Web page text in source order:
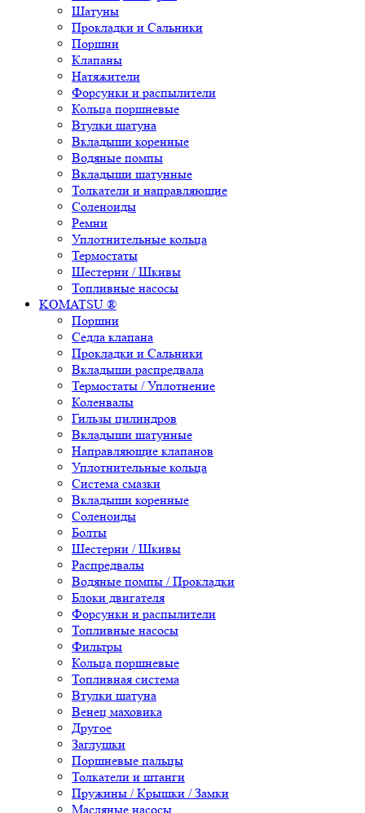
Шатуны
Прокладки и Сальники
Поршни
Клапаны
Натяжители
Форсунки и распылители
Кольца поршневые
Втулки шатуна
Вкладыши коренные
Водяные помпы
Вкладыши шатунные
Толкатели и направляющие
Соленоиды
Ремни
Уплотнительные кольца
Термостаты
Шестерни / Шкивы
Топливные насосы
KOMATSU ®
Поршни
Седла клапана
Прокладки и Сальники
Вкладыши распредвала
Термостаты / Уплотнение
Коленвалы
Гильзы цилиндров
Вкладыши шатунные
Направляющие клапанов
Уплотнительные кольца
Система смазки
Вкладыши коренные
Соленоиды
Болты
Шестерни / Шкивы
Распредвалы
Водяные помпы / Прокладки
Блоки двигателя
Форсунки и распылители
Топливные насосы
Фильтры
Кольца поршневые
Топливная система
Втулки шатуна
Венец маховика
Другое
Заглушки
Поршневые пальцы
Толкатели и штанги
Пружины / Крышки / Замки
Масляные насосы